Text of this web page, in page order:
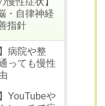
・自律神経
指針
病院や整
っても慢性
YouTubeや